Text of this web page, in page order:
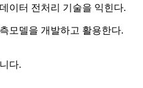
이터 전처리 기술을 익힌다.
모델을 개발하고 활용한다.
다.